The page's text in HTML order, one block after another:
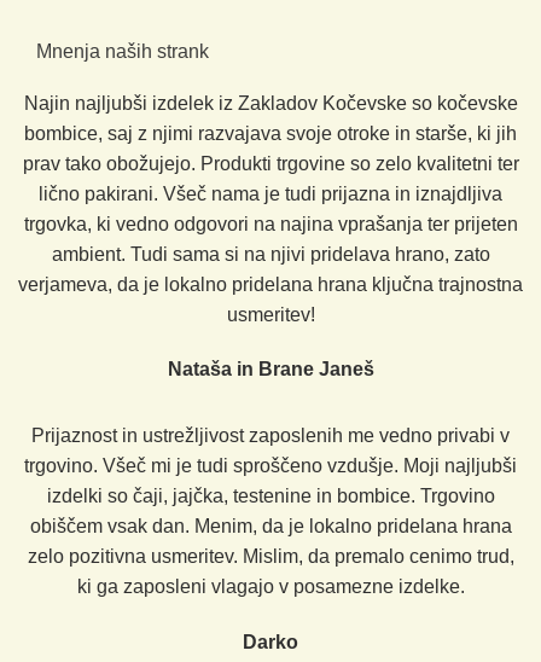
Mnenja naših strank
Najin najljubši izdelek iz Zakladov Kočevske so kočevske
bombice, saj z njimi razvajava svoje otroke in starše, ki jih
prav tako obožujejo. Produkti trgovine so zelo kvalitetni ter
lično pakirani. Všeč nama je tudi prijazna in iznajdljiva
trgovka, ki vedno odgovori na najina vprašanja ter prijeten
ambient. Tudi sama si na njivi pridelava hrano, zato
verjameva, da je lokalno pridelana hrana ključna trajnostna
usmeritev!
Nataša in Brane Janeš
Prijaznost in ustrežljivost zaposlenih me vedno privabi v
trgovino. Všeč mi je tudi sproščeno vzdušje. Moji najljubši
izdelki so čaji, jajčka, testenine in bombice. Trgovino
obiščem vsak dan. Menim, da je lokalno pridelana hrana
zelo pozitivna usmeritev. Mislim, da premalo cenimo trud,
ki ga zaposleni vlagajo v posamezne izdelke.
Darko